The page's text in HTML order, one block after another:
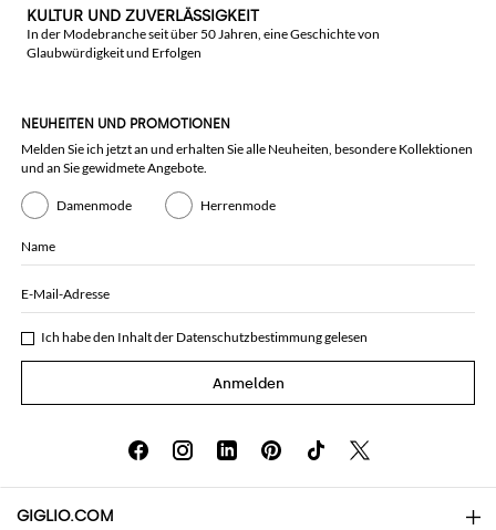
KULTUR UND ZUVERLÄSSIGKEIT
In der Modebranche seit über 50 Jahren, eine Geschichte von
Glaubwürdigkeit und Erfolgen
NEUHEITEN UND PROMOTIONEN
Melden Sie ich jetzt an und erhalten Sie alle Neuheiten, besondere Kollektionen
und an Sie gewidmete Angebote.
Damenmode Herrenmode
Name
E-Mail-Adresse
Ich habe den Inhalt der Datenschutzbestimmunggelesen
Anmelden
GIGLIO.COM